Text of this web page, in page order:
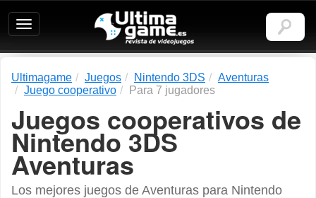
Ultimagame:
Revista
de
Ultimagame Juegos Nintendo 3DS
Aventuras
Juego cooperativo
Para 7 jugadores
Juegos cooperativos de
Nintendo 3DS
Aventuras
Los mejores juegos de Aventuras para Nintendo